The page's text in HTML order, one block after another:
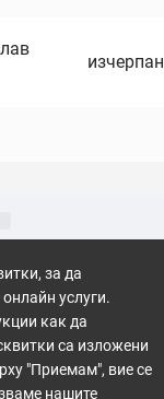
изчерпан
за да
услуги.
как да
са изложени
"Приемам", вие се
нашите